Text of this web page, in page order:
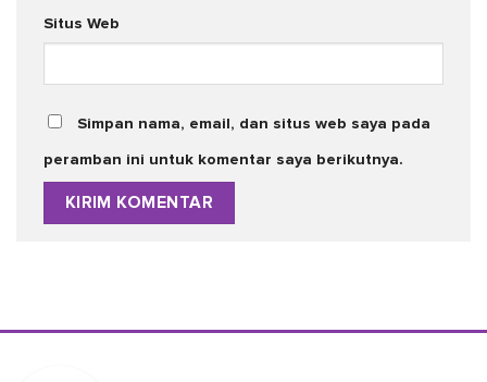
Situs Web
Simpan nama, email, dan situs web saya pada
peramban ini untuk komentar saya berikutnya.